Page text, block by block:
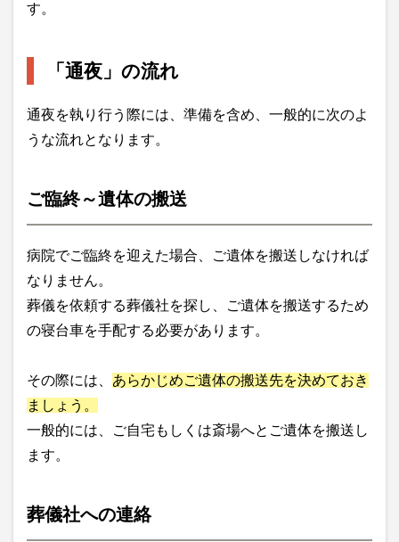
す。
「通夜」の流れ
通夜を執り行う際には、準備を含め、一般的に次のよ
うな流れとなります。
ご臨終～遺体の搬送
病院でご臨終を迎えた場合、ご遺体を搬送しなければ
なりません。
葬儀を依頼する葬儀社を探し、ご遺体を搬送するため
の寝台車を手配する必要があります。
その際には、 あらかじめご遺体の搬送先を決めておき
ましょう。
一般的には、ご自宅もしくは斎場へとご遺体を搬送し
ます。
葬儀社への連絡